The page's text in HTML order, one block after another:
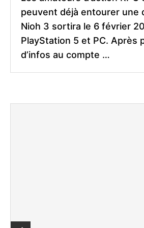
peuvent déjà entourer une
Nioh 3 sortira le 6 février
PlayStation 5 et PC. Après
d’infos au compte …